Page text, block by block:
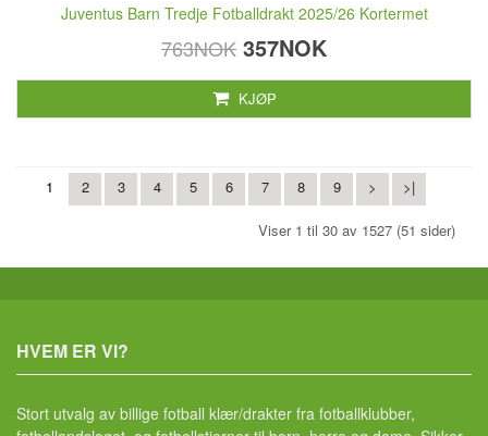
Juventus Barn Tredje Fotballdrakt 2025/26 Kortermet
763NOK 357NOK
KJØP
1 2 3 4 5 6 7 8 9 > >|
Viser 1 til 30 av 1527 (51 sider)
HVEM ER VI?
Stort utvalg av billige fotball klær/drakter fra fotballklubber,